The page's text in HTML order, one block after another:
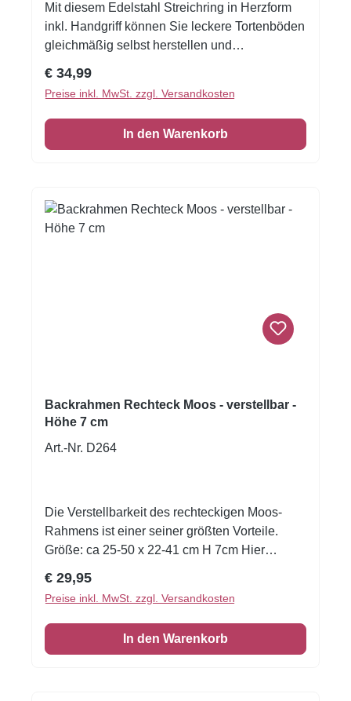
Mit diesem Edelstahl Streichring in Herzform
inkl. Handgriff können Sie leckere Tortenböden
gleichmäßig selbst herstellen und
Muttertag usw. anfertigen. Perfekt für Dobos-,
Esterhazy-, Prinzregenten- und
Brandteigböden. Größe: 28 x 26 cm ohne Griff
(31 x 26 cm mit Griff) Stärke: 5 mm
Regulärer Preis:
€ 34,99
Preise inkl. MwSt. zzgl. Versandkosten
In den Warenkorb
Backrahmen Rechteck Moos - verstellbar -
Höhe 7 cm
Art.-Nr. D264
Die Verstellbarkeit des rechteckigen Moos-
Rahmens ist einer seiner größten Vorteile.
Größe: ca 25-50 x 22-41 cm H 7cm Hier
Backränder und Tortenringe in Profi-Qualität
eignen sich perfekt zum Backen und Füllen der
schönsten Sahne- und Cremetorten. Zum
Backen den Backrand auf ein Herdbackblech
Regulärer Preis:
€ 29,95
Preise inkl. MwSt. zzgl. Versandkosten
In den Warenkorb